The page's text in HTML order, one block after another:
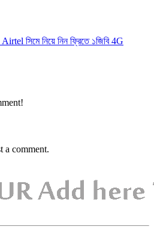
Airtel সিমে নিয়ে নিন ফ্রিতে ১জিবি 4G
a comment.